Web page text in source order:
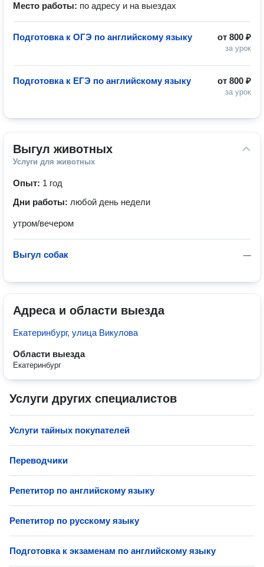
Место работы: по адресу и на выездах
от 800 ₽
за урок
Подготовка к ОГЭ по английскому языку
от 800 ₽
за урок
Подготовка к ЕГЭ по английскому языку
Выгул животных
Услуги для животных
Опыт: 1 год
Дни работы: любой день недели
утром/вечером
—
Выгул собак
Адреса и области выезда
Екатеринбург, улица Викулова
Области выезда
Екатеринбург
Услуги других специалистов
Услуги тайных покупателей
Переводчики
Репетитор по английскому языку
Репетитор по русскому языку
Подготовка к экзаменам по английскому языку